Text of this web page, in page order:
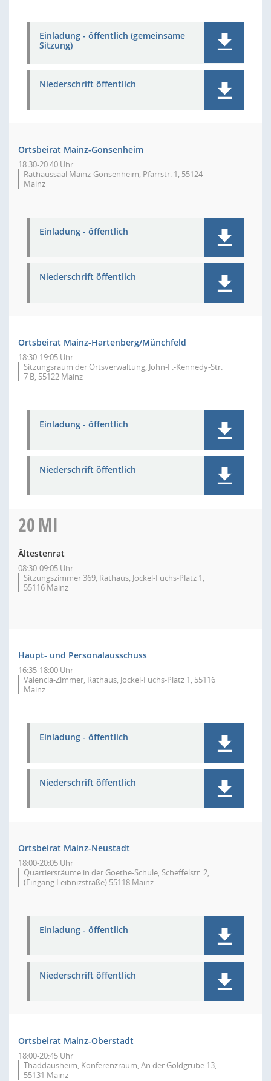
Einladung - öffentlich (gemeinsame
Sitzung)
Niederschrift öffentlich
Ortsbeirat Mainz-Gonsenheim
18:30-20:40 Uhr
Rathaussaal Mainz-Gonsenheim, Pfarrstr. 1, 55124
Mainz
Einladung - öffentlich
Niederschrift öffentlich
Ortsbeirat Mainz-Hartenberg/Münchfeld
18:30-19:05 Uhr
Sitzungsraum der Ortsverwaltung, John-F.-Kennedy-Str.
7 B, 55122 Mainz
Einladung - öffentlich
Niederschrift öffentlich
20MI
Ältestenrat
08:30-09:05 Uhr
Sitzungszimmer 369, Rathaus, Jockel-Fuchs-Platz 1,
55116 Mainz
Haupt- und Personalausschuss
16:35-18:00 Uhr
Valencia-Zimmer, Rathaus, Jockel-Fuchs-Platz 1, 55116
Mainz
Einladung - öffentlich
Niederschrift öffentlich
Ortsbeirat Mainz-Neustadt
18:00-20:05 Uhr
Quartiersräume in der Goethe-Schule, Scheffelstr. 2,
(Eingang Leibnizstraße) 55118 Mainz
Einladung - öffentlich
Niederschrift öffentlich
Ortsbeirat Mainz-Oberstadt
18:00-20:45 Uhr
Thaddäusheim, Konferenzraum, An der Goldgrube 13,
55131 Mainz